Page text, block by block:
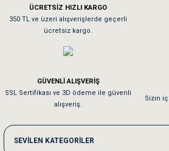
Sa**** On******
Kedilerim beğeniyorlar. Memnunuz. Uygun
Me***** Ya******
ÜCRETSİZ HIZLI KARGO
350 TL ve üzeri alışverişlerde geçerli
ücretsiz kargo.
GÜVENLİ ALIŞVERİŞ
SSL Sertifikası ve 3D ödeme ile güvenli
alışveriş.
Sizin
SEVİLEN KATEGORİLER